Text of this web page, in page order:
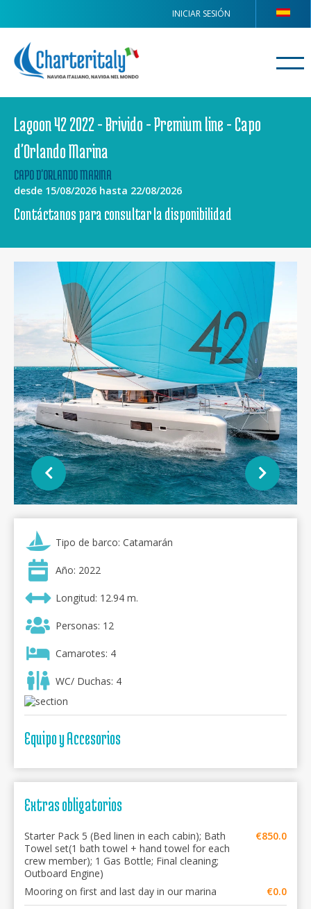
INICIAR SESIÓN
Lagoon 42 2022 - Brivido - Premium line - Capo
d'Orlando Marina
CAPO D'ORLANDO MARINA
desde 15/08/2026 hasta 22/08/2026
Contáctanos para consultar la disponibilidad
Tipo de barco: Catamarán
Año: 2022
Longitud: 12.94 m.
Personas: 12
Camarotes: 4
WC/ Duchas: 4
Equipo y Accesorios
Extras obligatorios
Starter Pack 5 (Bed linen in each cabin); Bath
Towel set(1 bath towel + hand towel for each
crew member); 1 Gas Bottle; Final cleaning;
Outboard Engine)
€850.0
Mooring on first and last day in our marina €0.0